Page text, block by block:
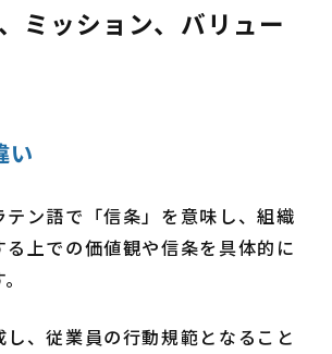
ミッション、バリュー
い
テン語で「信条」を意味し、組織
る上での価値観や信条を具体的に
、従業員の行動規範となること